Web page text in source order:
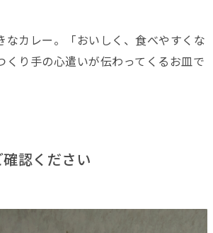
なカレー。「おいしく、食べやすくな
くり手の心遣いが伝わってくるお皿で
認ください